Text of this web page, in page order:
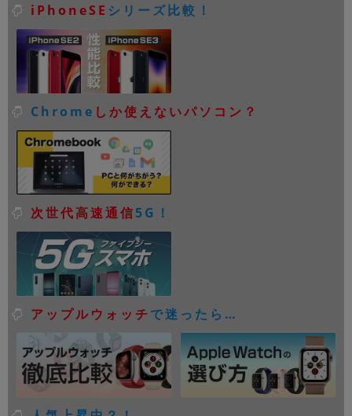
iPhoneSE シリーズ比較！
Chrome しか使えないパソコン？
次世代高速通信5G！
アップルウォッチで迷ったら…